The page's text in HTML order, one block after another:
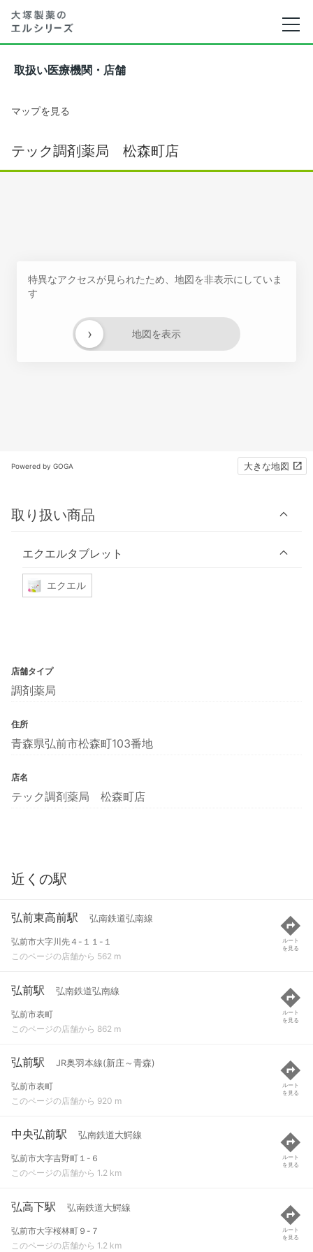
取扱い医療機関・店舗
マップを見る
テック調剤薬局 松森町店
特異なアクセスが見られたため、地図を非表示にしていま
す
地図を表示
›
Powered by GOGA 大きな地図
取り扱い商品
エクエルタブレット
エクエル
店舗タイプ
調剤薬局
住所
青森県弘前市松森町103番地
店名
テック調剤薬局 松森町店
近くの駅
弘前東高前駅 弘南鉄道弘南線
弘前市大字川先４-１１-１
このページの店舗から 562 m
ルート
を見る
弘前駅 弘南鉄道弘南線
弘前市表町
このページの店舗から 862 m
ルート
を見る
弘前駅 JR奥羽本線(新庄～青森)
弘前市表町
このページの店舗から 920 m
ルート
を見る
中央弘前駅 弘南鉄道大鰐線
弘前市大字吉野町１-６
このページの店舗から 1.2 km
ルート
を見る
弘高下駅 弘南鉄道大鰐線
弘前市大字桜林町９-７
このページの店舗から 1.2 km
ルート
を見る